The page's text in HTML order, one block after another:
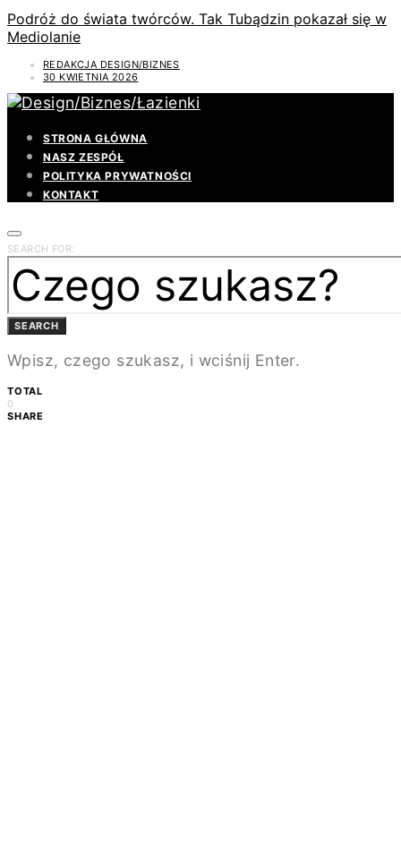
Podróż do świata twórców. Tak Tubądzin pokazał się w
Mediolanie
REDAKCJA DESIGN/BIZNES
30 KWIETNIA 2026
STRONA GŁÓWNA
NASZ ZESPÓŁ
POLITYKA PRYWATNOŚCI
KONTAKT
SEARCH FOR:
SEARCH
Wpisz, czego szukasz, i wciśnij Enter.
TOTAL
0
SHARE